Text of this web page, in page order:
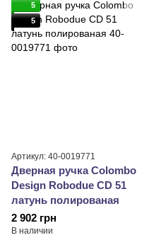
5
5
Артикул: 40-0019771
Дверная ручка Colombo
Design Robodue CD 51
латунь полированая
2 902 грн
В наличии